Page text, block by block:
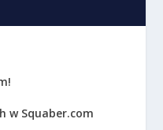
w Squaber.com